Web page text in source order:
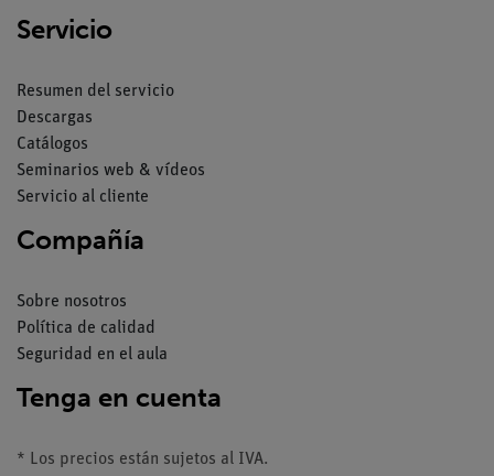
Servicio
Resumen del servicio
Descargas
Catálogos
Seminarios web & vídeos
Servicio al cliente
Compañía
Sobre nosotros
Política de calidad
Seguridad en el aula
Tenga en cuenta
* Los precios están sujetos al IVA.